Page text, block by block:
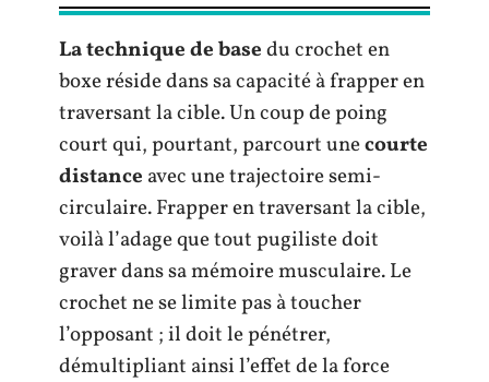
La technique de basedu crochet en
boxe réside dans sa capacité à frapper en
traversant la cible. Un coup de poing
court qui, pourtant, parcourt unecourte
distance avec une trajectoire semi-
circulaire. Frapper en traversant la cible,
voilà l’adage que tout pugiliste doit
graver dans sa mémoire musculaire. Le
crochet ne se limite pas à toucher
l’opposant ; il doit le pénétrer,
démultipliant ainsi l’effet de la force